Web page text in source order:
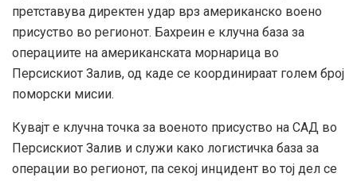
претставува директен удар врз американско воено
присуство во регионот. Бахреин е клучна база за
операциите на американската морнарица во
Персискиот Залив, од каде се координираат голем број
поморски мисии.
Кувајт е клучна точка за военото присуство на САД во
Персискиот Залив и служи како логистичка база за
операции во регионот, па секој инцидент во тој дел се